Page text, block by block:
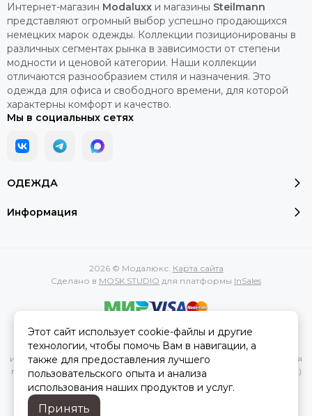
ОДЕЖДА
Информация
Интернет-магазин Modaluxx и магазины Steilmann
представляют огромный выбор успешно продающихся
немецких марок одежды. Коллекции позиционированы в
различных сегментах рынка в зависимости от степени
модности и ценовой категории. Наши коллекции
отличаются разнообразием стиля и назначения. Это
одежда для офиса и свободного времени, для которой
характерны комфорт и качество.
Мы в социальных сетях
2026 © Модалюкс. Карта сайта
Сделано в MOSK.STUDIO для платформы InSales
Вся представленная на сайте информация, касающаяся
характеристик, стоимости товаров и услуг, носит
информационный характер и ни при каких условиях не является
публичной офертой, определяемой положениями Статьи 437(2)
Гражданского кодекса РФ.
Этот сайт использует cookie-файлы и другие
технологии, чтобы помочь Вам в навигации, а
также для предоставления лучшего
пользовательского опыта и анализа
использования наших продуктов и услуг.
Принять